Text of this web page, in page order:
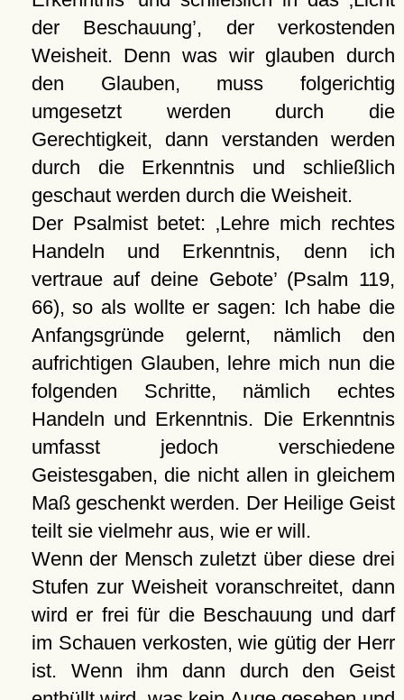
der Beschauung , der verkostenden
Weisheit. Denn was wir glauben durch
den Glauben, muss folgerichtig
umgesetzt werden durch die
Gerechtigkeit, dann verstanden werden
durch die Erkenntnis und schließlich
geschaut werden durch die Weisheit.
Der Psalmist betet:
Lehre mich rechtes
Handeln und Erkenntnis, denn ich
vertraue auf deine Gebote(Psalm 119,
66), so als wollte er sagen: Ich habe die
Anfangsgründe gelernt, nämlich den
aufrichtigen Glauben, lehre mich nun die
folgenden Schritte, nämlich echtes
Handeln und Erkenntnis. Die Erkenntnis
umfasst jedoch verschiedene
Geistesgaben, die nicht allen in gleichem
Maß geschenkt werden. Der Heilige Geist
teilt sie vielmehr aus, wie er will.
Wenn der Mensch zuletzt über diese drei
Stufen zur Weisheit voranschreitet, dann
wird er frei für die Beschauung und darf
im Schauen verkosten, wie gütig der Herr
ist. Wenn ihm dann durch den Geist